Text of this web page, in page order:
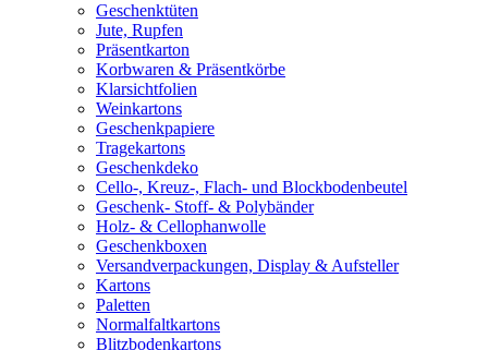
Geschenktüten
Jute, Rupfen
Präsentkarton
Korbwaren & Präsentkörbe
Klarsichtfolien
Weinkartons
Geschenkpapiere
Tragekartons
Geschenkdeko
Cello-, Kreuz-, Flach- und Blockbodenbeutel
Geschenk- Stoff- & Polybänder
Holz- & Cellophanwolle
Geschenkboxen
Versandverpackungen, Display & Aufsteller
Kartons
Paletten
Normalfaltkartons
Blitzbodenkartons